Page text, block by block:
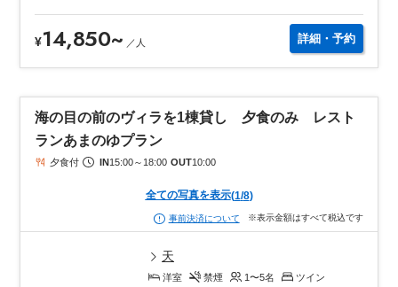
¥14,850~ ／ 人 詳細・予約
海の目の前のヴィラを1棟貸し 夕食のみ レスト
ランあまのゆプラン
夕食付 IN15:00～ 18:00 OUT10:00
全ての写真を表示(1/8)
事前決済について ※表示金額はすべて税込です
天
洋室 禁煙 1〜5名
ツイン